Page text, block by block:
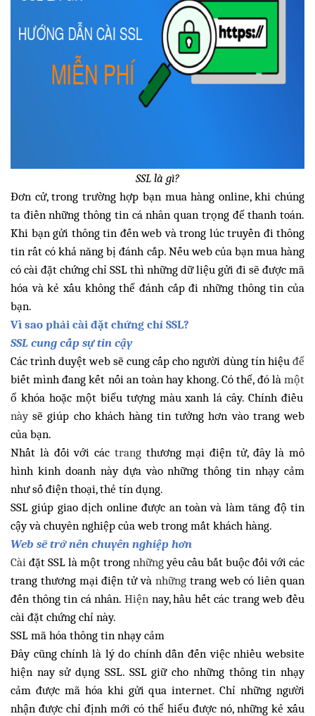
SSL là gì?
Đơn cử, trong trường hợp bạn mua hàng online, khi chúng
ta điền những thông tin cá nhân quan trọng để thanh toán.
Khi bạn gửi thông tin đến web và trong lúc truyền đi thông
tin rất có khả năng bị đánh cắp. Nếu web của bạn mua hàng
có cài đặt chứng chỉ SSL thì những dữ liệu gửi đi sẽ được mã
hóa và kẻ xấu không thể đánh cắp đi những thông tin của
bạn.
Vì sao phải cài đặt chứng chỉ SSL?
SSL cung cấp sự tin cậy
Các trình duyệt web sẽ cung cấp cho người dùng tín hiệu để
biết mình đang kết nối an toàn hay khong. Có thể, đó là một
ổ khóa hoặc một biểu tượng màu xanh lá cây. Chính điều
này sẽ giúp cho khách hàng tin tưởng hơn vào trang web
của bạn.
Nhất là đối với các trangthương mại điện tử, đây là mô
hình kinh doanh này dựa vào những thông tin nhạy cảm
như số điện thoại, thẻ tín dụng.
SSL giúp giao dịch online được an toàn và làm tăng độ tin
cậy và chuyên nghiệp của web trong mắt khách hàng.
Web sẽ trở nên chuyên nghiệp hơn
Cài đặt SSL là một trong nhữngyêu cầu bắt buộc đối với các
trang thương mại điện tử và nhữngtrang web có liên quan
đến thông tin cá nhân. Hiện nay, hầu hết các trang web đều
cài đặt chứng chỉ này.
SSL mã hóa thông tin nhạy cảm
Đây cũng chính là lý do chính dẫn đến việc nhiều website
hiện nay sử dụng SSL. SSL giữ cho những thông tin nhạy
cảm được mã hóa khi gửi qua internet. Chỉ những người
nhận được chỉ định mới có thể hiểu được nó, những kẻ xấu